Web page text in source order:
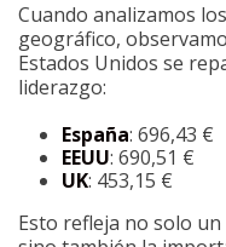
Cuando analizamos
geográfico,
Estados Unidos se
liderazgo:
España: 696,43 €
EEUU: 690,51 €
UK: 453,15 €
Esto refleja no solo